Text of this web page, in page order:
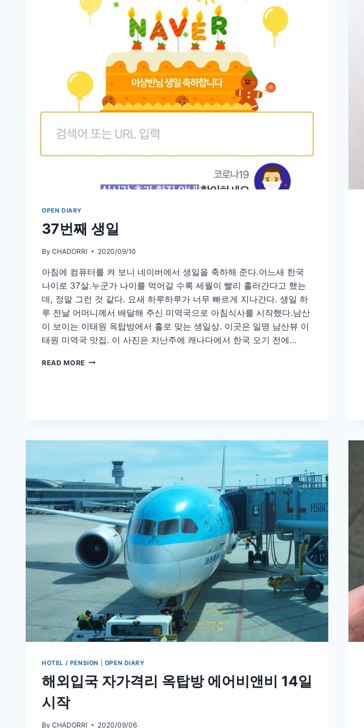
놀
이
OPEN DIARY
37번째 생일
By CHADORRI 2020/09/10
아침에 컴퓨터를 켜 보니 네이버에서 생일을 축하해 준다.어느새 한국
나이로 37살.누군가 나이를 먹어갈 수록 세월이 빨리 흘러간다고 했는
데, 정말 그런 것 같다. 요새 하루하루가 너무 빠르게 지나간다. 생일 하
루 전날 어머니께서 배달해 주신 미역국으로 아침식사를 시작했다.남산
이 보이는 이태원 옥탑방에서 홀로 맞는 생일상. 이곳은 일명 남산뷰 이
태원 미역국 맛집. 이 사진은 지난주에 캐나다에서 한국 오기 전에…
READ MORE 37
HOTEL / PENSION OPEN DIARY
해외입국 자가격리 옥탑방 에어비앤비 14일
시작
By CHADORRI 2020/09/06